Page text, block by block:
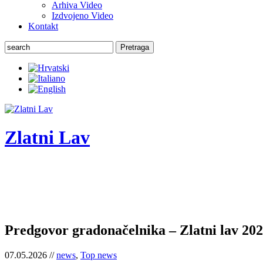
Arhiva Video
Izdvojeno Video
Kontakt
Pretraga
Zlatni Lav
Predgovor gradonačelnika – Zlatni lav
07.05.2026 //news, Top news